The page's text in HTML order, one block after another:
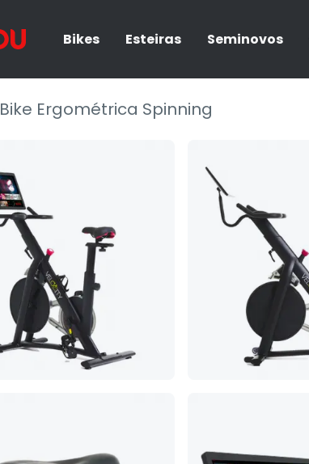
Bikes Esteiras Seminovos
Bike Ergométrica Spinning